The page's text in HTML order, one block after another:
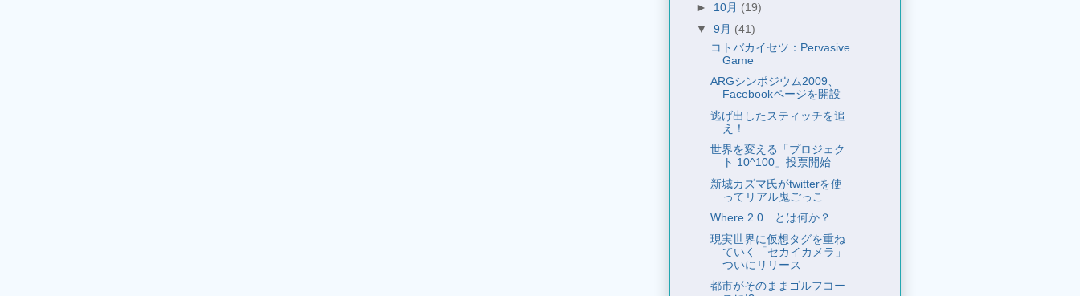
► 10月 (19)
▼ 9月 (41)
コトバカイセツ：Pervasive
Game
ARGシンポジウム2009、
Facebookページを開設
逃げ出したスティッチを追
え！
世界を変える「プロジェク
ト 10^100」投票開始
新城カズマ氏がtwitterを使
ってリアル鬼ごっこ
Where 2.0 とは何か？
現実世界に仮想タグを重ね
ていく「セカイカメラ」
ついにリリース
都市がそのままゴルフコー